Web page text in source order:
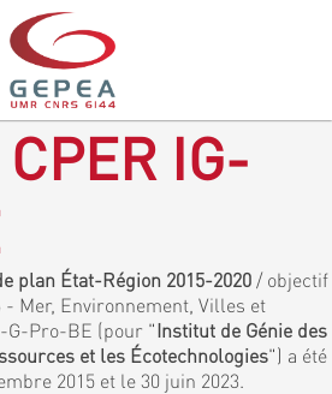
IG-
plan État-Région 2015-2020 / objectif
Mer, Environnement, Villes et
Pro-BE (pour "Institut de Génie des
et les Écotechnologies") a été
2015 et le 30 juin 2023.